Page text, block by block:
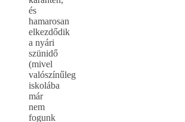
és
hamarosan
elkezdődik
a nyári
szünidő
(mivel
valószínűleg
iskolába
már
nem
fogunk